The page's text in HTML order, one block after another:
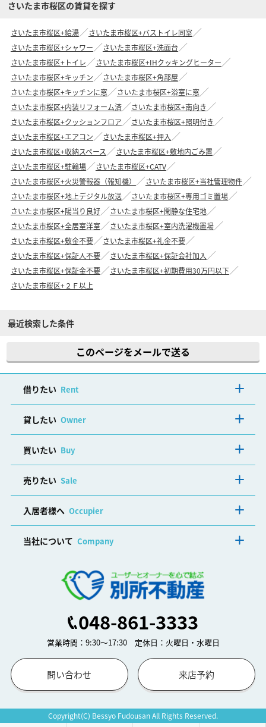
さいたま市桜区の賃貸を探す
さいたま市桜区+給湯
さいたま市桜区+バストイレ同室
さいたま市桜区+シャワー
さいたま市桜区+洗面台
さいたま市桜区+トイレ
さいたま市桜区+IHクッキングヒーター
さいたま市桜区+キッチン
さいたま市桜区+角部屋
さいたま市桜区+キッチンに窓
さいたま市桜区+浴室に窓
さいたま市桜区+内装リフォーム済
さいたま市桜区+南向き
さいたま市桜区+クッションフロア
さいたま市桜区+照明付き
さいたま市桜区+エアコン
さいたま市桜区+押入
さいたま市桜区+収納スペース
さいたま市桜区+敷地内ごみ置
さいたま市桜区+駐輪場
さいたま市桜区+CATV
さいたま市桜区+火災警報器（報知機）
さいたま市桜区+当社管理物件
さいたま市桜区+地上デジタル放送
さいたま市桜区+専用ゴミ置場
さいたま市桜区+陽当り良好
さいたま市桜区+閑静な住宅地
さいたま市桜区+全居室洋室
さいたま市桜区+室内洗濯機置場
さいたま市桜区+敷金不要
さいたま市桜区+礼金不要
さいたま市桜区+保証人不要
さいたま市桜区+保証会社加入
さいたま市桜区+保証金不要
さいたま市桜区+初期費用30万円以下
さいたま市桜区+２Ｆ以上
最近検索した条件
このページをメールで送る
借りたい Rent
貸したい Owner
買いたい Buy
売りたい Sale
入居者様へ Occupier
当社について Company
048-861-3333
営業時間：9:30～17:30 定休日：火曜日・水曜日
問い合わせ 来店予約
Copyright(C) Bessyo Fudousan All Rights Reserved.